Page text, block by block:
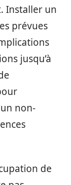
Installer un
prévues
jusqu’à
non-
de